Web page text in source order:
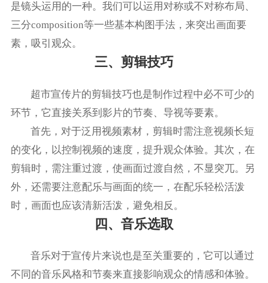
是镜头运用的一种。我们可以运用对称或不对称布局、
三分composition等一些基本构图手法，来突出画面要
素，吸引观众。
三、剪辑技巧
超市宣传片的剪辑技巧也是制作过程中必不可少的
环节，它直接关系到影片的节奏、导视等要素。
首先，对于泛用视频素材，剪辑时需注意视频长短
的变化，以控制视频的速度，提升观众体验。其次，在
剪辑时，需注重过渡，使画面过渡自然，不显突兀。另
外，还需要注意配乐与画面的统一，在配乐轻松活泼
时，画面也应该清新活泼，避免相反。
四、音乐选取
音乐对于宣传片来说也是至关重要的，它可以通过
不同的音乐风格和节奏来直接影响观众的情感和体验。